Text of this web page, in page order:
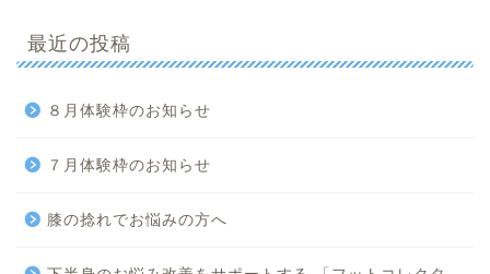
最近の投稿
８月体験枠のお知らせ
７月体験枠のお知らせ
膝の捻れでお悩みの方へ